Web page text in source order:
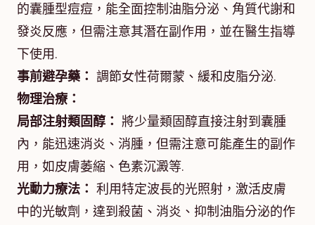
的囊腫型痘痘，能全面控制油脂分泌、角質代謝和
發炎反應，但需注意其潛在副作用，並在醫生指導
下使用.
事前避孕藥： 調節女性荷爾蒙、緩和皮脂分泌.
物理治療：
局部注射類固醇： 將少量類固醇直接注射到囊腫
內，能迅速消炎、消腫，但需注意可能產生的副作
用，如皮膚萎縮、色素沉澱等.
光動力療法： 利用特定波長的光照射，激活皮膚
中的光敏劑，達到殺菌、消炎、抑制油脂分泌的作